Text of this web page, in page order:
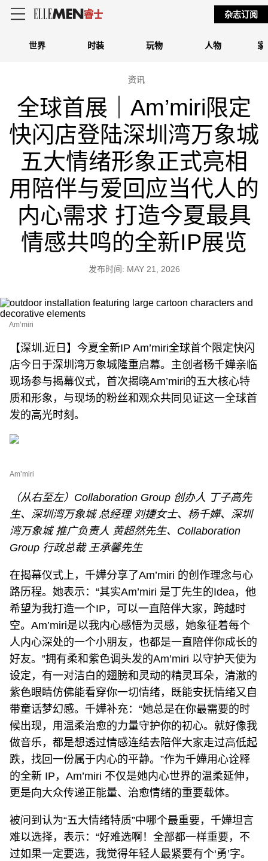
世界 时装 玩物 人物 家
杂志订阅
资讯
全球首展｜Am’miri限定
快闪店登陆深圳湾万象城
五大情绪形象正式亮相
用陪伴与爱回应当代人的
内心需求 打造今夏最具
情感共鸣的全新IP展览
发布时间: MAY 21, 2026
Am’miri
【深圳.近日】今夏全新IP Am’miri全球首个限定快闪
店今日于深圳湾万象城隆重启幕。主创者杨千嬅亲临
现场参与揭幕仪式，首次揭晓Am’miri的五大核心特
质和形象，与现场的粉丝和观众共同见证这一全球首
发的高光时刻。
Am’miri
（从右至左）Collaboration Group 创办人 丁子高先
生、深圳湾万象城 总经理 刘捷女士、杨千嬅、深圳
湾万象城 推广负责人 黄超然先生、Collaboration
Group 行政总裁 王承馨先生
在揭幕仪式上，千嬅分享了Am’miri 的创作理念与心
路历程。她表示：“其实Am’miri 是丁先生的Idea，他
希望为我打造一个IP，可以一直陪伴大家，跨越时
空。Am’miri是以我内心感悟为灵感，她象征着每个
人内心深处的一个小朋友，也都是一直陪伴你成长的
好友。”拥有柔和紫色调头发的Am’miri 以守护天使为
设定，有一对洁白的翅膀和灵动的精灵耳朵，清澈的
紫色眼睛仿佛能看穿你一切情绪，既能安抚情绪又自
带童话梦幻感。千嬅补充：“她总是在你最需要的时
候出现，用温柔治愈的力量守护你的初心。就好像我
做音乐，都是想透过情感连结去陪伴大家走过高低起
跌，找回一份属于内心的平静。”作为千嬅用心诠释
的全新 IP，Am’miri 不仅是她内心世界的温柔延伸，
更是向大众传递正能量、治愈情绪的重要载体。
被问到认为“五大情绪特质”中哪个最重要，千嬅坦言
难以选择，表示：“好难选啊！全部都一样重要，不
过如果一定要选，我觉得年轻人最紧要有个‘勇’字。